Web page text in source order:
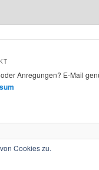
Anregungen? E-Mail
Cookies zu.